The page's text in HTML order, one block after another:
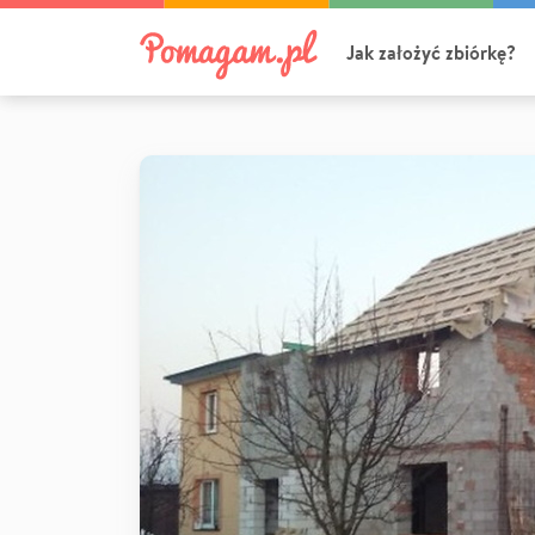
Jak założyć zbiórkę?